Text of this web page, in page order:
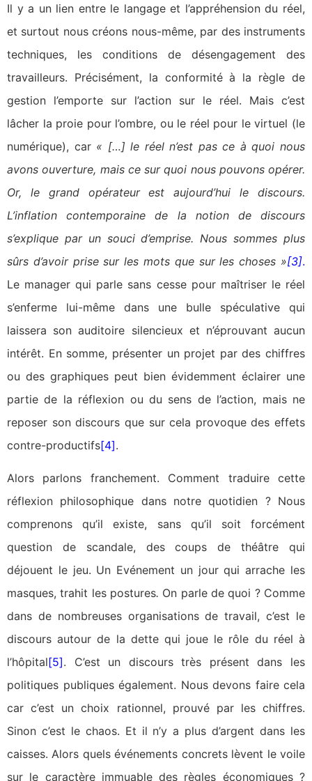
Il y a un lien entre le langage et l’appréhension du réel,
et surtout nous créons nous-même, par des instruments
techniques, les conditions de désengagement des
travailleurs. Précisément, la conformité à la règle de
gestion l’emporte sur l’action sur le réel. Mais c’est
lâcher la proie pour l’ombre, ou le réel pour le virtuel (le
numérique), car « […] le réel n’est pas ce à quoi nous
avons ouverture, mais ce sur quoi nous pouvons opérer.
Or, le grand opérateur est aujourd’hui le discours.
L’inflation contemporaine de la notion de discours
s’explique par un souci d’emprise. Nous sommes plus
sûrs d’avoir prise sur les mots que sur les choses »[3].
Le manager qui parle sans cesse pour maîtriser le réel
s’enferme lui-même dans une bulle spéculative qui
laissera son auditoire silencieux et n’éprouvant aucun
intérêt. En somme, présenter un projet par des chiffres
ou des graphiques peut bien évidemment éclairer une
partie de la réflexion ou du sens de l’action, mais ne
reposer son discours que sur cela provoque des effets
contre-productifs[4].
Alors parlons franchement. Comment traduire cette
réflexion philosophique dans notre quotidien ? Nous
comprenons qu’il existe, sans qu’il soit forcément
question de scandale, des coups de théâtre qui
déjouent le jeu. Un Evénement un jour qui arrache les
masques, trahit les postures. On parle de quoi ? Comme
dans de nombreuses organisations de travail, c’est le
discours autour de la dette qui joue le rôle du réel à
l’hôpital[5]. C’est un discours très présent dans les
politiques publiques également. Nous devons faire cela
car c’est un choix rationnel, prouvé par les chiffres.
Sinon c’est le chaos. Et il n’y a plus d’argent dans les
caisses. Alors quels événements concrets lèvent le voile
sur le caractère immuable des règles économiques ?